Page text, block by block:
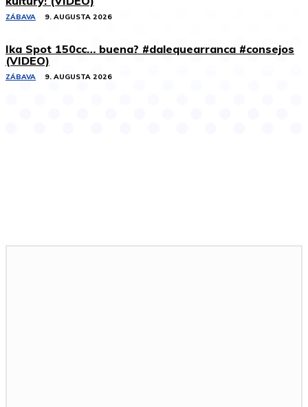
ZÁBAVA 9. AUGUSTA 2026
Ika Spot 150cc… buena? #dalequearranca #consejos
(VIDEO)
ZÁBAVA 9. AUGUSTA 2026